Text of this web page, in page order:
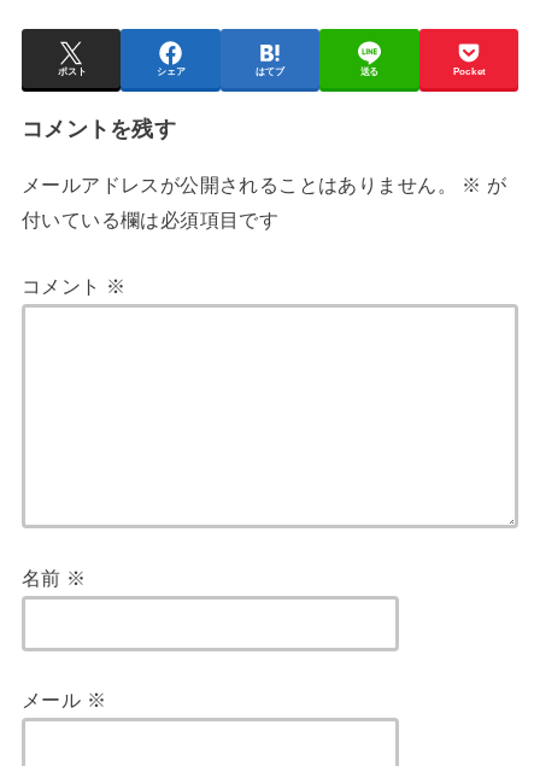
ポスト シェア はてブ 送る Pocket
コメントを残す
メールアドレスが公開されることはありません。 ※ が
付いている欄は必須項目です
コメント ※
名前 ※
メール ※